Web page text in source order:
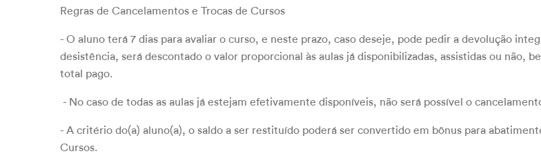
Regras de Cancelamentos e Trocas de Cursos
- O aluno terá 7 dias para avaliar o curso, e neste prazo, caso deseje, pode pedir a devolução
desistência, será descontado o valor proporcional às aulas já disponibilizadas, assistidas ou
total pago.
- No caso de todas as aulas já estejam efetivamente disponíveis, não será possível o
- A critério do(a) aluno(a), o saldo a ser restituído poderá ser convertido em bônus para
Cursos.